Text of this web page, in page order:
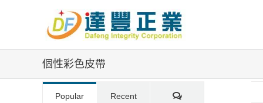
個性彩色皮帶
Popular Recent Comments